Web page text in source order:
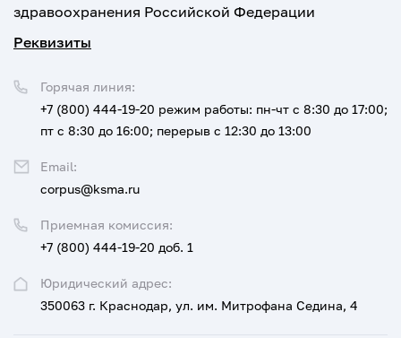
здравоохранения Российской Федерации
Реквизиты
Юридический адрес:
350063 г. Краснодар, ул. им. Митрофана Седина, 4
Приемная комиссия:
+7 (800) 444-19-20 доб. 1
Горячая линия:
+7 (800) 444-19-20 режим работы: пн-чт с 8:30 до 17:00;
пт с 8:30 до 16:00; перерыв с 12:30 до 13:00
Email:
corpus@ksma.ru